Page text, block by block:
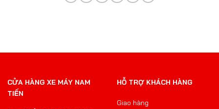
CỬA HÀNG XE MÁY NAM
TIẾN
HỖ TRỢ KHÁCH HÀNG
Giao hàng